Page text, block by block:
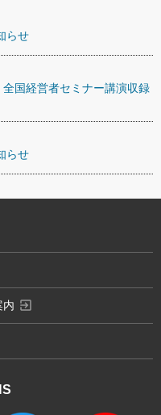
らせ
全国経営者セミナー講演収録
らせ
内 exit_to_app